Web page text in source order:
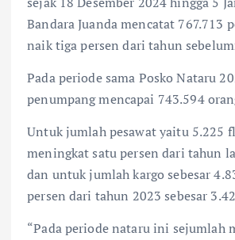
Bandara Juanda mencatat 767.713
naik tiga persen dari tahun
Pada periode sama Posko Nataru
penumpang mencapai 743.594
Untuk jumlah pesawat yaitu 5.225
meningkat satu persen dari tahun
dan untuk jumlah kargo sebesar
persen dari tahun 2023 sebesar
“Pada periode nataru ini sejumlah